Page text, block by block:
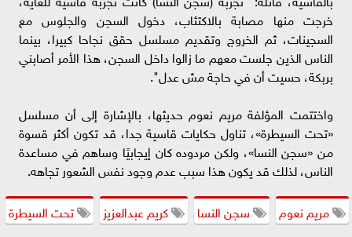
خرجت منها مصابة بالاكتئاب، دخول السجن والجلوس مع
السجينات، ثم الخروج وتقديم مسلسل حقق نجاحا كبيرا، بينما
الناس الذين جلست معهم ما زالوا داخل السجن، هذا الأمر أصابني
بربكة، حسيت أن في حاجة مش عدل".
واختتمت المؤلفة مريم نعوم حديثها، بالإشارة إلى أن مسلسل
«تحت السيطرة»، تناول حكايات قاسية جدا، قد تكون أكثر قسوة
من «سجن النسا»، ولكن مردوده كان إيجابيًا وساهم في مساعدة
الناس، لذلك قد يكون هذا سبب عدم وجود نفس الشعور تجاهه.
مريم نعوم
سجن النسا كريم عبدالعزيز تحت السيطرة